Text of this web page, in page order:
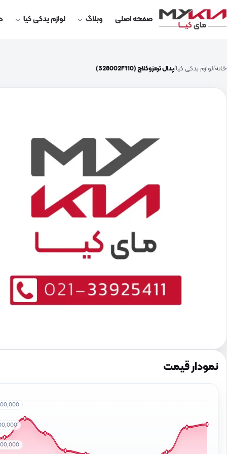
صفحه اصلی وبلاگ لوازم یدکی کیا
خانه لوازم یدکی کیا پدال ترمزوکلاچ (328002F110)
نمودار قیمت